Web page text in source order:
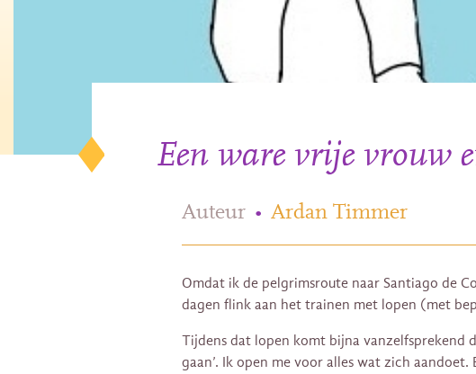
Een ware vrije vrouw
Auteur • Ardan Timmer
Omdat ik de pelgrimsroute naar Santiago de
dagen flink aan het trainen met lopen (met
Tijdens dat lopen komt bijna vanzelfsprekend
gaan’. Ik open me voor alles wat zich